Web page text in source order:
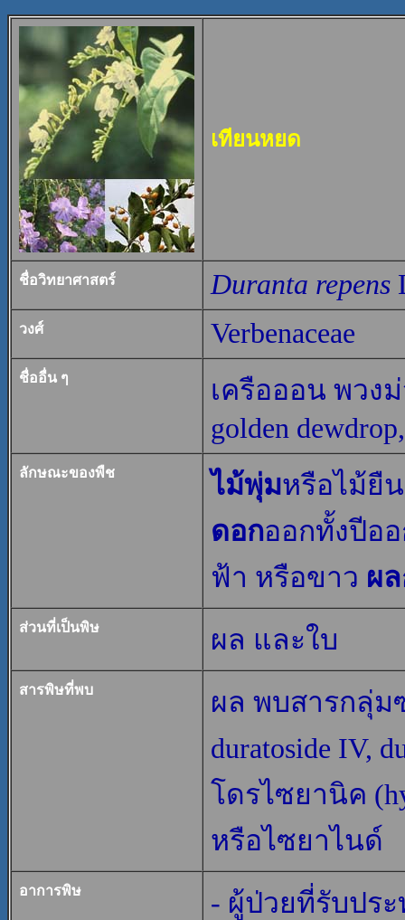
เทียนหยด
ชื่อวิทยาศาสตร์ Duranta repens
วงศ์ Verbenaceae
ชื่ออื่น ๆ
เครือออน พวง
golden
ลักษณะของพืช ไม้พุ่มหรือไม้ยื
ดอกออกทั้งปีอ
ฟ้า หรือขาว ผล
ส่วนที่เป็นพิษ ผล และใบ
สารพิษที่พบ
ผล พบสารกลุ่
duratoside IV,
โดรไซยานิค
หรือไซยาไนด์
อาการพิษ
- ผู้ป่วยที่รับปร